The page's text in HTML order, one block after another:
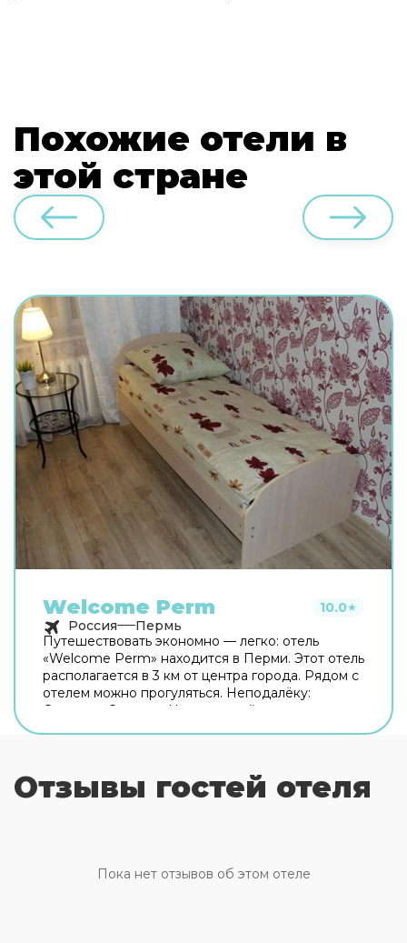
Похожие отели в
этой стране
Welcome Perm 10.0★
Россия
Пермь
Путешествовать экономно — легко: отель
«Welcome Perm» находится в Перми. Этот отель
располагается в 3 км от центра города. Рядом с
отелем можно прогуляться. Неподалёку:
Стадион «Звезда», Центральный парк
Бесплатный Wi-Fi на территории поможет
всегда оставаться на связи. А ещё в
телевизор. Перечисленные услуги есть не во
всех номерах.
Отзывы гостей отеля
Пока нет отзывов об этом отеле